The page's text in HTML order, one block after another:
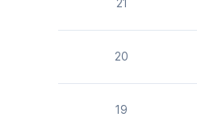
21
20
19